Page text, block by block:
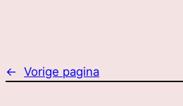
← Vorige pagina